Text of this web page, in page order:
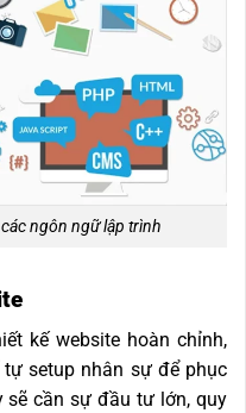
ngôn ngữ lập trình
kế website hoàn chỉnh,
setup nhân sự để phục
sẽ cần sự đầu tư lớn, quy